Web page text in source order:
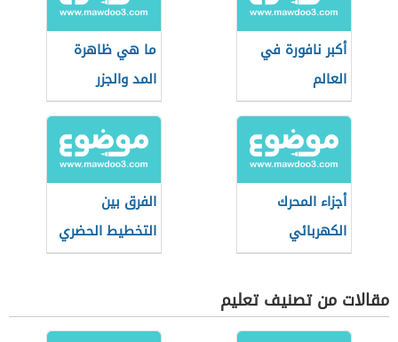
أكبر نافورة في
العالم
ما هي ظاهرة
المد والجزر
أجزاء المحرك
الكهربائي
الفرق بين
التخطيط الحضري
والعمراني
مقالات من تصنيف تعليم